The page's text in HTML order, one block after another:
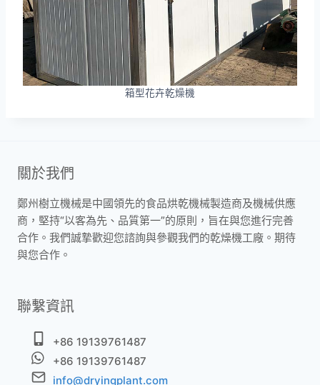
箱型花卉乾燥機
關於我們
鄭州樹立機械是中國領先的食品烘乾機械製造商及機械供應
商，堅持“以客為先、品質第一”的原則，旨在與您進行完善
合作。我們誠摯歡迎您諮詢與參觀我們的乾燥機工廠。期待
與您合作。
聯繫資訊
+86 19139761487
+86 19139761487
info@dryingplant.com